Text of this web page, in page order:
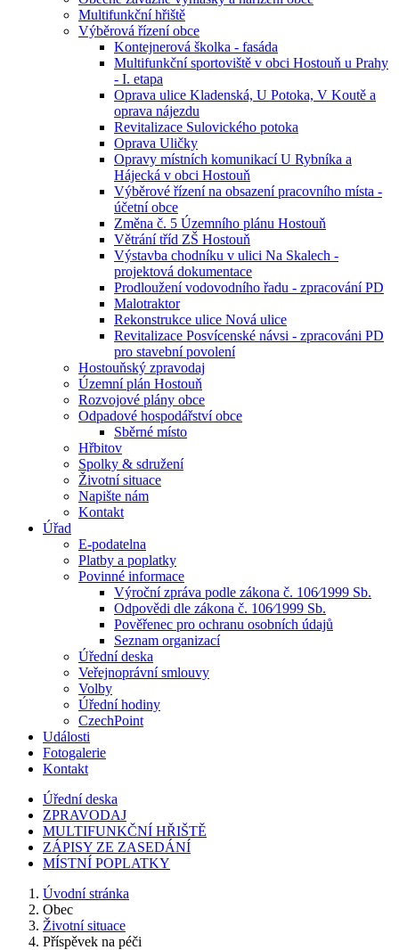
Multifunkční hřiště
Výběrová řízení obce
Kontejnerová školka - fasáda
Multifunkční sportoviště v obci Hostouň u Prahy
- I. etapa
Oprava ulice Kladenská, U Potoka, V Koutě a
oprava nájezdu
Revitalizace Sulovického potoka
Oprava Uličky
Opravy místních komunikací U Rybníka a
Hájecká v obci Hostouň
Výběrové řízení na obsazení pracovního místa -
účetní obce
Změna č. 5 Územního plánu Hostouň
Větrání tříd ZŠ Hostouň
Výstavba chodníku v ulici Na Skalech -
projektová dokumentace
Prodloužení vodovodního řadu - zpracování PD
Malotraktor
Rekonstrukce ulice Nová ulice
Revitalizace Posvícenské návsi - zpracováni PD
pro stavební povolení
Hostouňský zpravodaj
Územní plán Hostouň
Rozvojové plány obce
Odpadové hospodářství obce
Sběrné místo
Hřbitov
Spolky & sdružení
Životní situace
Napište nám
Kontakt
Úřad
E-podatelna
Platby a poplatky
Povinné informace
Výroční zpráva podle zákona č. 106⁄1999 Sb.
Odpovědi dle zákona č. 106⁄1999 Sb.
Pověřenec pro ochranu osobních údajů
Seznam organizací
Úřední deska
Veřejnoprávní smlouvy
Volby
Úřední hodiny
CzechPoint
Události
Fotogalerie
Kontakt
Úřední deska
ZPRAVODAJ
MULTIFUNKČNÍ HŘIŠTĚ
ZÁPISY ZE ZASEDÁNÍ
MÍSTNÍ POPLATKY
Úvodní stránka
Obec
Životní situace
Příspěvek na péči